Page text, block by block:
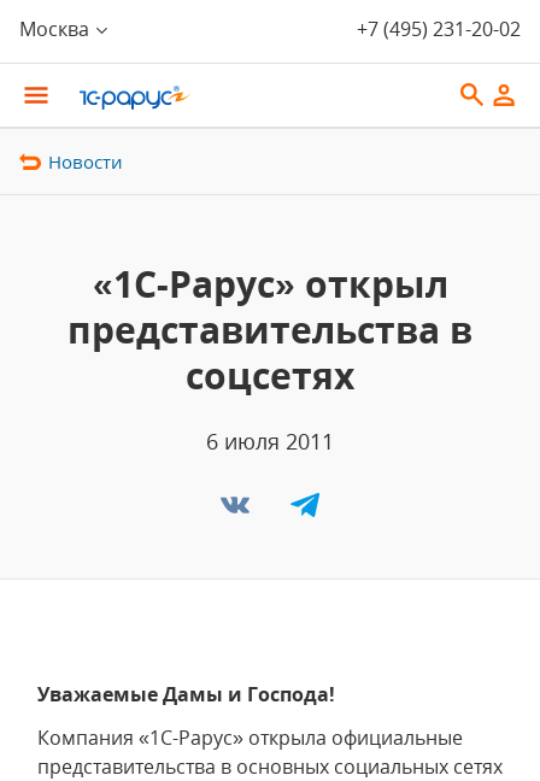
Москва +7 (495) 231-20-02
Новости
«1С-Рарус» открыл
представительства в
соцсетях
6 июля 2011
Уважаемые Дамы и Господа!
Компания «1С-Рарус» открыла официальные
представительства в основных социальных сетях